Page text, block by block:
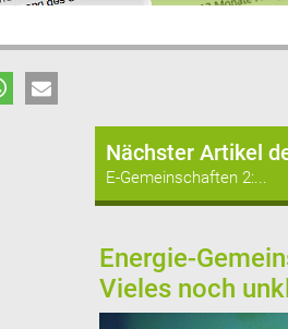
Nächster Artikel
E-Gemeinschaften 2:...
Energie-
Vieles noch